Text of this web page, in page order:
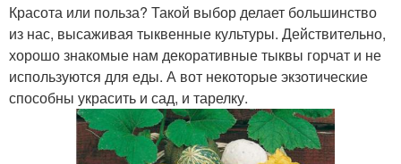
Красота или польза? Такой выбор делает большинство
из нас, высаживая тыквенные культуры. Действительно,
хорошо знакомые нам декоративные тыквы горчат и не
используются для еды. А вот некоторые экзотические
способны украсить и сад, и тарелку.